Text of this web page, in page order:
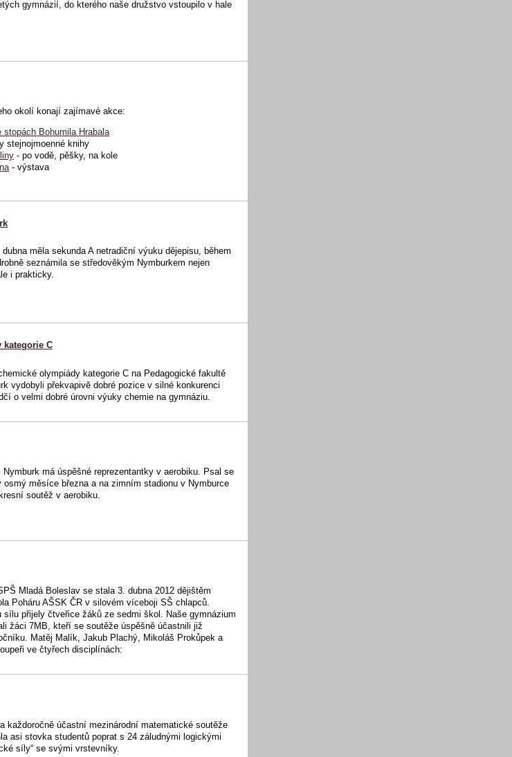
gymnázií, do kterého naše družstvo vstoupilo v hale
okolí konají zajímavé akce:
stopách Bohumila Hrabala
knihy
- po vodě, pěšky, na kole
- výstava
dubna měla sekunda A netradiční výuku dějepisu, během
seznámila se středověkým Nymburkem nejen
i prakticky.
kategorie C
olympiády kategorie C na Pedagogické fakultě
vydobyli překvapivě dobré pozice v silné konkurenci
o velmi dobré úrovni výuky chemie na gymnáziu.
Nymburk má úspěšné reprezentantky v aerobiku. Psal se
osmý měsíce března a na zimním stadionu v Nymburce
soutěž v aerobiku.
Mladá Boleslav se stala 3. dubna 2012 dějištěm
Poháru AŠSK ČR v silovém víceboji SŠ chlapců.
sílu přijely čtveřice žáků ze sedmi škol. Naše gymnázium
žáci 7MB, kteří se soutěže úspěšně účastnili již
Matěj Malík, Jakub Plachý, Mikoláš Prokůpek a
ve čtyřech disciplínách:
každoročně účastní mezinárodní matematické soutěže
asi stovka studentů poprat s 24 záludnými logickými
síly“ se svými vrstevníky.